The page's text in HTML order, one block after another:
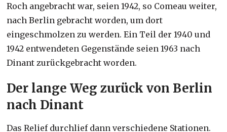
Roch angebracht war, seien 1942, so Comeau weiter,
nach Berlin gebracht worden, um dort
eingeschmolzen zu werden. Ein Teil der 1940 und
1942 entwendeten Gegenstände seien 1963 nach
Dinant zurückgebracht worden.
Der lange Weg zurück von Berlin
nach Dinant
Das Relief durchlief dann verschiedene Stationen.